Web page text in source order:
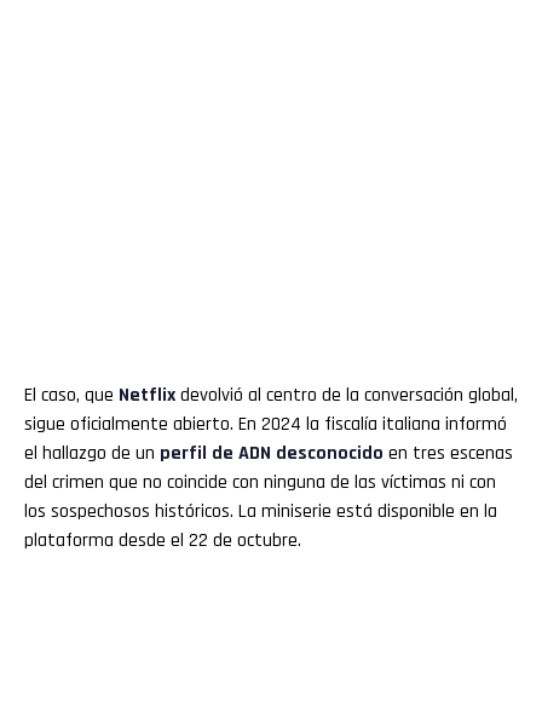
El caso, que Netflixdevolvió al centro de la conversación global,
sigue oficialmente abierto. En 2024 la fiscalía italiana informó
el hallazgo de un perfil de ADN desconocido en tres escenas
del crimen que no coincide con ninguna de las víctimas ni con
los sospechosos históricos. La miniserie está disponible en la
plataforma desde el 22 de octubre.